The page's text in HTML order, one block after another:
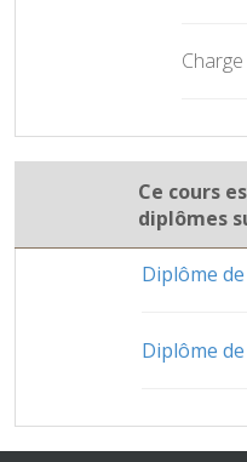
Ce cours
diplômes
Diplôme
Diplôme